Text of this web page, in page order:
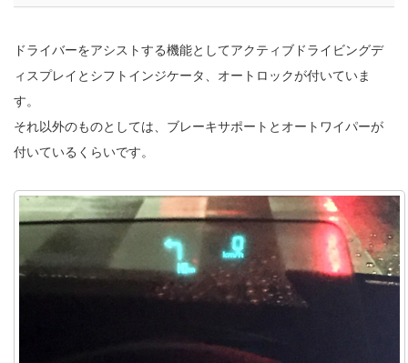
ドライバーをアシストする機能としてアクティブドライビングデ
ィスプレイとシフトインジケータ、オートロックが付いていま
す。
それ以外のものとしては、ブレーキサポートとオートワイパーが
付いているくらいです。